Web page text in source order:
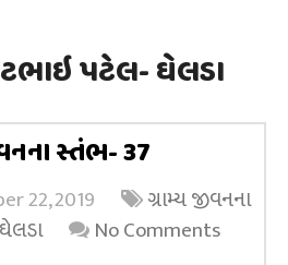
પટેલ- ઘેલડા
સ્તંભ- 37
22, 2019
ગ્રામ્ય જીવનના
No Comments